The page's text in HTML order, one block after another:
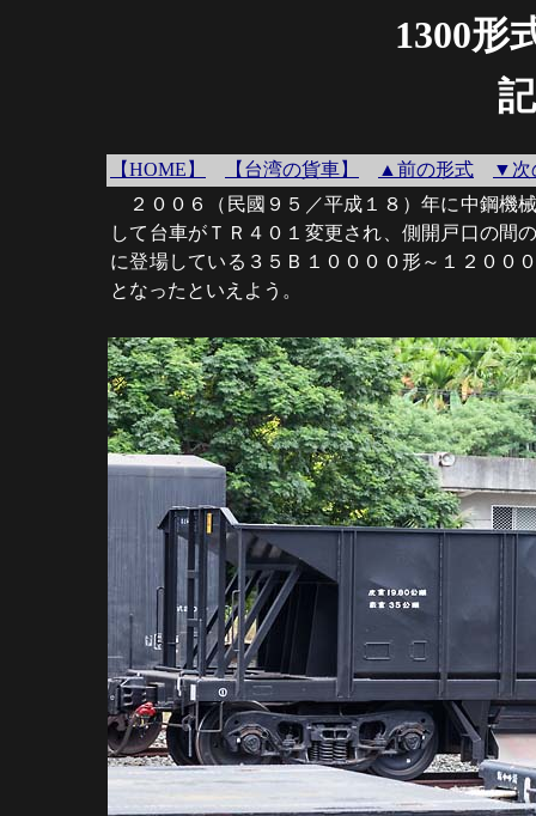
1300形
【HOME】 【台湾の貨車】 ▲前の形式
▼次
２００６（民國９５／平成１８）年に中鋼機
して台車がＴＲ４０１変更され、側開戸口の間
に登場している３５Ｂ１００００形～１２００
となったといえよう。